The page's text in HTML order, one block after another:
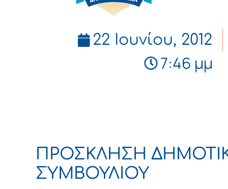
22 Ιουνίου, 2012
7:46 μμ
ΠΡΟΣΚΛΗΣΗ
ΣΥΜΒΟΥΛΙΟΥ